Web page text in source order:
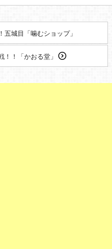
城目「噛むショップ」
！！「かおる堂」